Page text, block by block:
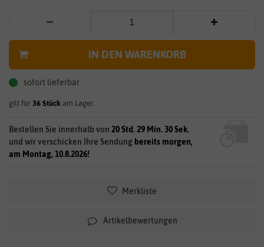
IN DEN WARENKORB
sofort lieferbar
gilt für 36 Stück am Lager.
Bestellen Sie innerhalb von 20 Std. 29 Min. 30 Sek.
und wir verschicken Ihre Sendung bereits morgen,
am Montag, 10.8.2026!
Merkliste
Artikelbewertungen